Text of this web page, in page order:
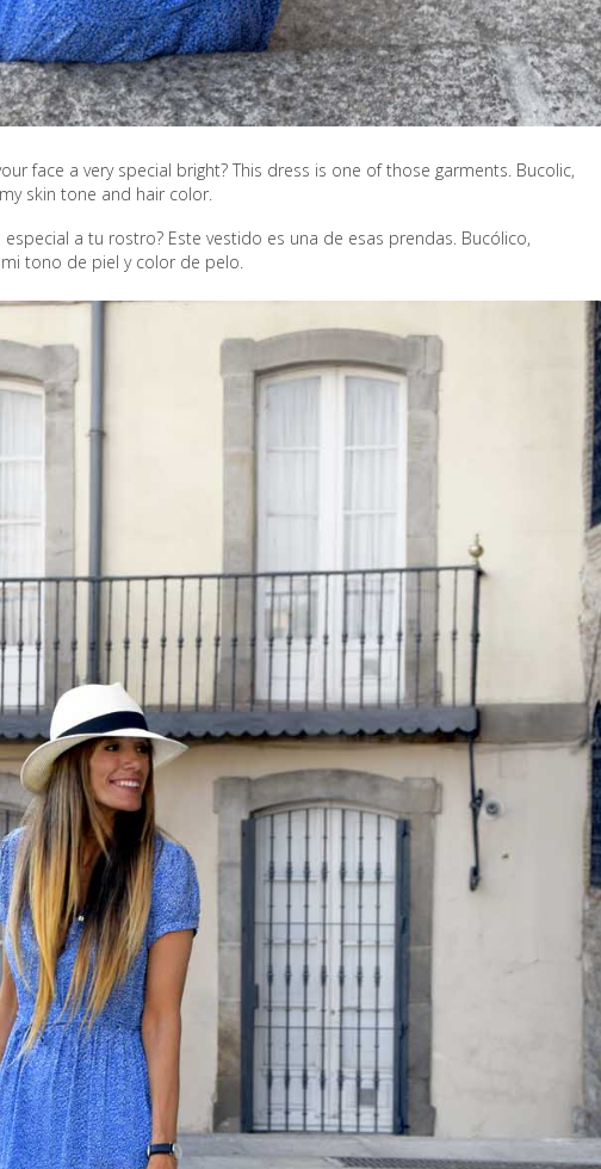
face a very special bright? This dress is one of those garments. Bucolic,
skin tone and hair color.
a tu rostro? Este vestido es una de esas prendas. Bucólico,
tono de piel y color de pelo.